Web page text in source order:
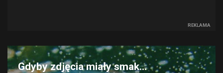
REKLAMA
Gdyby zdjęcia miały smak...